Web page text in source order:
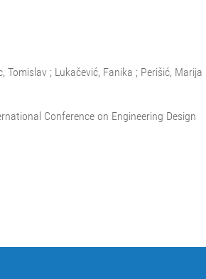
Tomislav ; Lukačević, Fanika ; Perišić, Marija
Conference on Engineering Design